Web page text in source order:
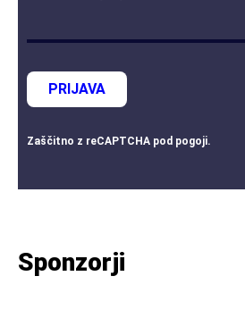
PRIJAVA
Zaščitno z reCAPTCHA pod pogoji.
Sponzorji